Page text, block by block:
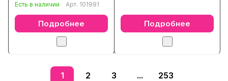
Есть в наличии Арт. 101991
Подробнее Подробнее
1 2 3 ... 253